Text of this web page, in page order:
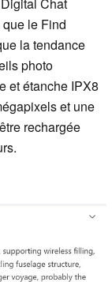
que le Find
la tendance
photo
et étanche IPX8
et une
rechargée